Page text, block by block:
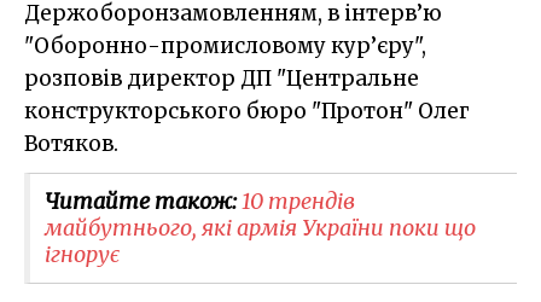
Держоборонзамовленням, в інтерв’ю
"Оборонно-промисловому кур’єру",
розповів директор ДП "Центральне
конструкторського бюро "Протон" Олег
Вотяков.
Читайте також:10 трендів
майбутнього, які армія України поки що
ігнорує